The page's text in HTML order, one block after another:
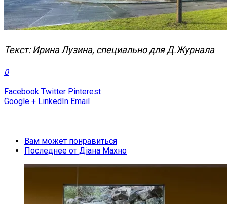
Текст: Ирина Лузина, специально для Д.Журнала
0
Facebook Twitter Pinterest
Google + LinkedIn Email
Вам может понравиться
Последнее от Діана Махно